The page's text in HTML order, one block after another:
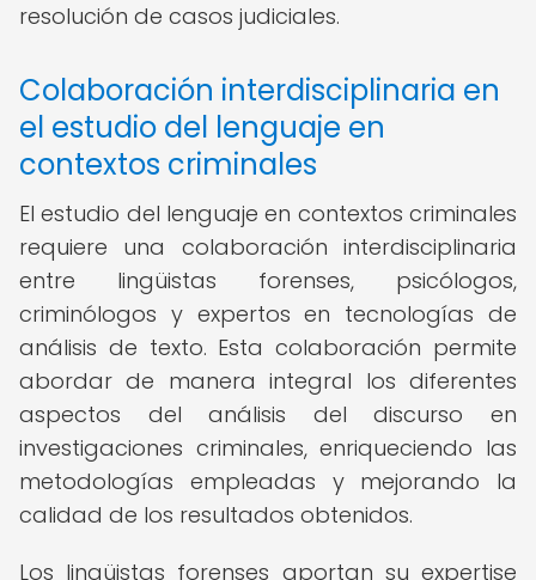
resolución de casos judiciales.
Colaboración interdisciplinaria en
el estudio del lenguaje en
contextos criminales
El estudio del lenguaje en contextos criminales
requiere una colaboración interdisciplinaria
entre lingüistas forenses, psicólogos,
criminólogos y expertos en tecnologías de
análisis de texto. Esta colaboración permite
abordar de manera integral los diferentes
aspectos del análisis del discurso en
investigaciones criminales, enriqueciendo las
metodologías empleadas y mejorando la
calidad de los resultados obtenidos.
Los lingüistas forenses aportan su expertise